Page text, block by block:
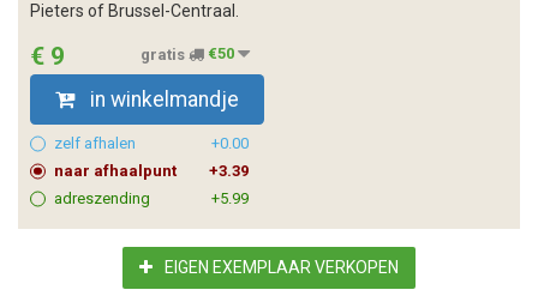
Pieters of Brussel-Centraal.
€ 9 gratis €50
in winkelmandje
zelf afhalen
+0.00
naar afhaalpunt
+3.39
adreszending
+5.99
EIGEN EXEMPLAAR VERKOPEN